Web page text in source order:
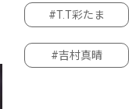
#T.T彩たま
#吉村真晴